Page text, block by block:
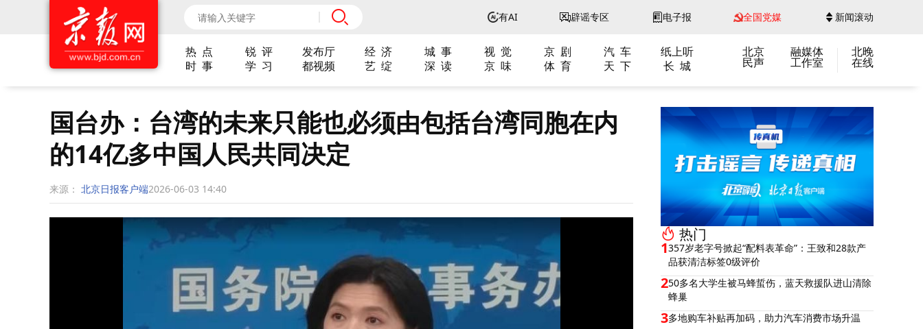
有AI 辟谣专区 电子报 全国党媒 新闻滚动
热 点 锐 评 发布厅 经 济 城 事 视 觉 京 剧 汽 车
纸上听
时 事
学 习 都视频 艺 绽 深 读 京 味 体 育 天 下 长 城
北京
民声
融媒体
工作室
北晚
在线
国台办：台湾的未来只能也必须由包括台湾同胞在内
的14亿多中国人民共同决定
来源： 北京日报客户端2026-06-03 14:40
热门
1357岁老字号掀起“配料表革命”：王致和28款产
品获清洁标签0级评价
250多名大学生被马蜂蜇伤，蓝天救援队进山清除
蜂巢
3多地购车补贴再加码，助力汽车消费市场升温